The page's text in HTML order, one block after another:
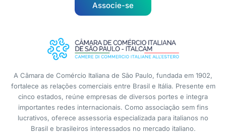
Associe-se
A Câmara de Comércio Italiana de São Paulo, fundada em 1902,
fortalece as relações comerciais entre Brasil e Itália. Presente em
cinco estados, reúne empresas de diversos portes e integra
importantes redes internacionais. Como associação sem fins
lucrativos, oferece assessoria especializada para italianos no
Brasil e brasileiros interessados no mercado italiano.